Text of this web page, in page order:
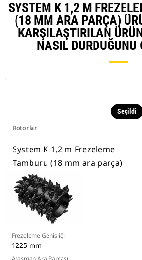
SYSTEM K 1,2 M
(18 MM ARA PARÇA)
KARŞILAŞTIRILAN
NASIL DURDUĞUNU
Rotorlar
Seçildi
System K 1,2 m Frezeleme
Tamburu (18 mm ara parça)
Frezeleme Genişliği
1225 mm